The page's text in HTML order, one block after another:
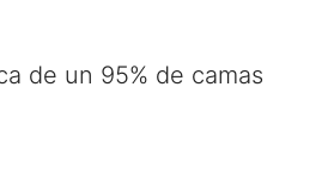
de un 95% de camas